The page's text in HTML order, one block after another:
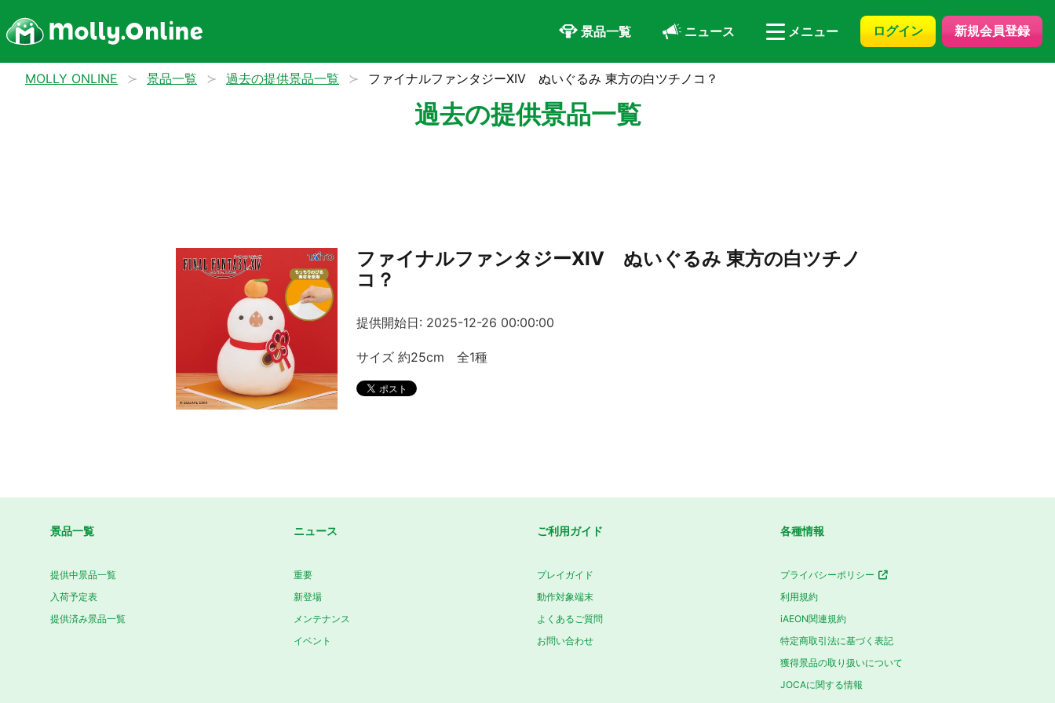
景品一覧 ニュース メニュー ログイン 新規会員登録
MOLLY ONLINE 景品一覧 過去の提供景品一覧 ファイナルファンタジーXIV ぬいぐるみ 東方の白ツチノコ？
過去の提供景品一覧
ファイナルファンタジーXIV ぬいぐるみ 東方の白ツチノ
コ？
提供開始日: 2025-12-26 00:00:00
サイズ 約25cm 全1種
景品一覧
提供中景品一覧
入荷予定表
提供済み景品一覧
ニュース
重要
新登場
メンテナンス
イベント
ご利用ガイド
プレイガイド
動作対象端末
よくあるご質問
お問い合わせ
各種情報
プライバシーポリシー
利用規約
iAEON関連規約
特定商取引法に基づく表記
獲得景品の取り扱いについて
JOCAに関する情報